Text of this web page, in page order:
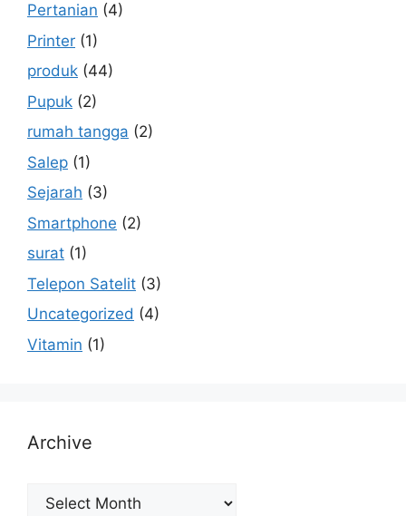
Pertanian (4)
Printer (1)
produk (44)
Pupuk (2)
rumah tangga (2)
Salep (1)
Sejarah (3)
Smartphone (2)
surat (1)
Telepon Satelit (3)
Uncategorized (4)
Vitamin (1)
Archive
Archive